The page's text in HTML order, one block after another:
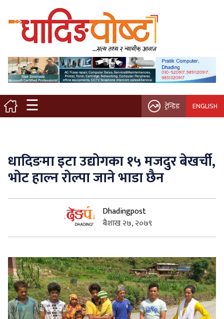
☰
मुख्य पृष्ठ
स्थानीय समाचार
विचार / ब्लग
नगर/गाउँ पालिका
कृषि/सहकारी
साहित्य / संस्कृति
सुचनाहरु
स्वास्थ्य
भिडियो
ट्रेन्डिङ ENGLISH
धादिङमा इटा उद्योगका १५ मजदुर बेखर्ची,
भोट हाल्न रोल्पा जाने भाडा छैन
Dhadingpost
बैशाख २७, २०७९